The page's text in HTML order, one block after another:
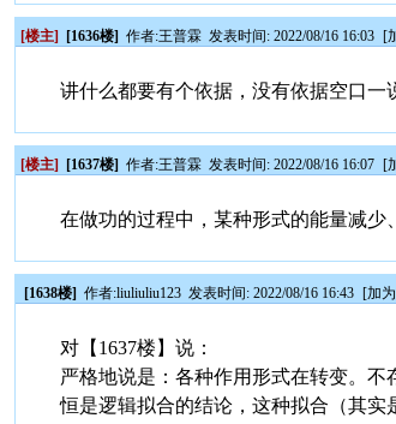
[楼主] [1636楼] 作者:王普霖 发表时间: 2022/08/16 16:03 [
讲什么都要有个依据，没有依据空口一
[楼主] [1637楼] 作者:王普霖 发表时间: 2022/08/16 16:07 [
在做功的过程中，某种形式的能量减少
[1638楼] 作者:liuliuliu123 发表时间: 2022/08/16 16:43 [加
对【1637楼】说：
严格地说是：各种作用形式在转变。
恒是逻辑拟合的结论，这种拟合（其实